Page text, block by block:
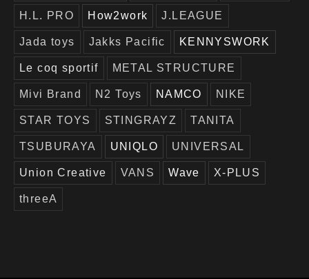
H.L. PRO How2work J.LEAGUE
Jada toys Jakks Pacific KENNYSWORK
Le coq sportif METAL STRUCTURE
Mivi Brand N2 Toys NAMCO NIKE
STAR TOYS STINGRAYZ TANITA
TSUBURAYA UNIQLO UNIVERSAL
Union Creative VANS Wave X-PLUS
threeA